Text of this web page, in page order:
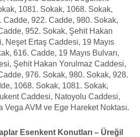
1081. Sokak, 1068. Sokak,
Cadde, 922. Cadde, 980. Sokak,
952. Sokak, Şehit Hakan
Neşet Ertaş Caddesi, 19 Mayıs
616. Cadde, 19 Mayıs Bulvarı,
Şehit Hakan Yorulmaz Caddesi,
976. Sokak, 980. Sokak, 928.
1068. Sokak, 1081. Sokak,
Caddesi, Natoyolu Caddesi,
Vega AVM ve Ege Hareket Noktası.
Esenkent Konutları – Üreğil